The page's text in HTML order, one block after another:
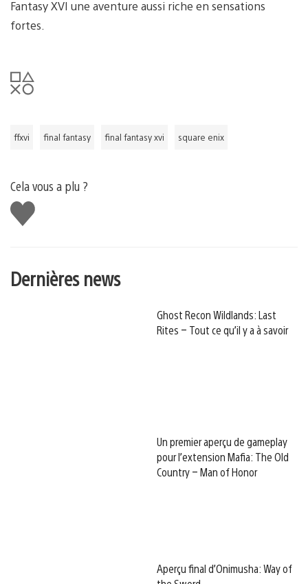
Fantasy XVI une aventure aussi riche en sensations
fortes.
ffxvi final fantasy final fantasy xvi square enix
Cela vous a plu ?
J'aime
Dernières news
Ghost Recon Wildlands: Last
Rites – Tout ce qu’il y a à savoir
Un premier aperçu de gameplay
pour l’extension Mafia: The Old
Country – Man of Honor
Aperçu final d’Onimusha: Way of